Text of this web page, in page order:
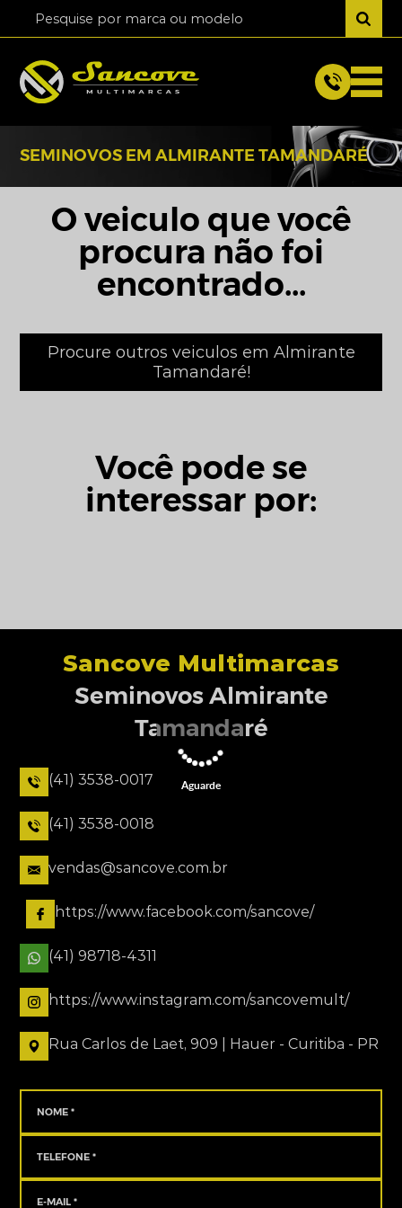
SEMINOVOS EM ALMIRANTE TAMANDARÉ
O veiculo que você
procura não foi
encontrado...
Procure outros veiculos em Almirante
Tamandaré!
Você pode se
interessar por:
Sancove Multimarcas
Seminovos Almirante
Tamandaré
(41) 3538-0017
(41) 3538-0018
vendas@sancove.com.br
https://www.facebook.com/sancove/
(41) 98718-4311
https://www.instagram.com/sancovemult/
Rua Carlos de Laet, 909 | Hauer - Curitiba - PR
Aguarde